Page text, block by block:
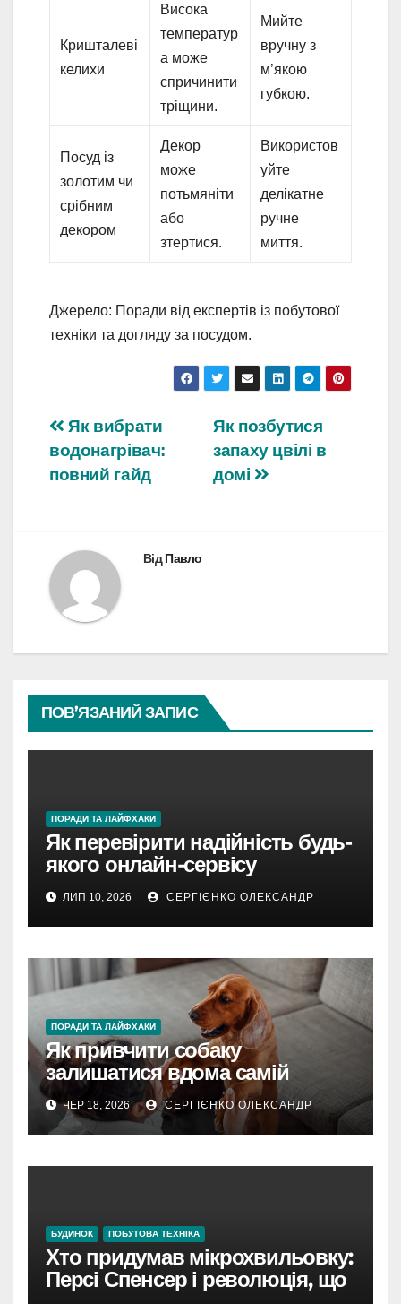
Кришталеві
келихи
Висока
температур
а може
спричинити
тріщини.
Мийте
вручну з
м’якою
губкою.
Посуд із
золотим чи
срібним
декором
Декор
може
потьмяніти
або
зтертися.
Використов
уйте
делікатне
ручне
миття.
Джерело: Поради від експертів із побутової
техніки та догляду за посудом.
Навігація
записів
Як позбутися
запаху цвілі в
домі
Як вибрати
водонагрівач:
повний гайд
ВідПавло
ПОВ’ЯЗАНИЙ ЗАПИС
ПОРАДИ ТА ЛАЙФХАКИ
Як перевірити надійність будь-
якого онлайн-сервісу
ЛИП 10, 2026 СЕРГІЄНКО ОЛЕКСАНДР
ПОРАДИ ТА ЛАЙФХАКИ
Як привчити собаку
залишатися вдома самій
ЧЕР 18, 2026 СЕРГІЄНКО ОЛЕКСАНДР
БУДИНОК ПОБУТОВА ТЕХНІКА
Хто придумав мікрохвильовку:
Персі Спенсер і революція, що